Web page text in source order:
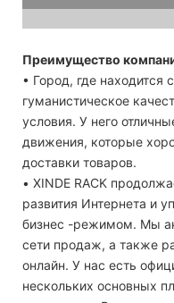
Преимущество
• Город, где находится
гуманистическое
условия. У него
движения, которые
доставки товаров.
• XINDE RACK
развития Интернета и
бизнес -режимом. Мы
сети продаж, а также
онлайн. У нас есть
нескольких основных